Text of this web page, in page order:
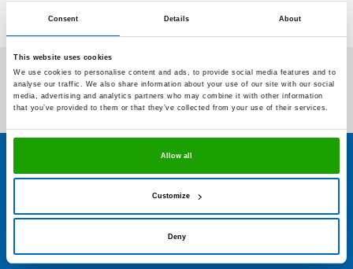
Consent Details About
This website uses cookies
We use cookies to personalise content and ads, to provide social media features and to
analyse our traffic. We also share information about your use of our site with our social
media, advertising and analytics partners who may combine it with other information
that you’ve provided to them or that they’ve collected from your use of their services.
Allow all
Customize
Deny
OTTO-CHEMIE
Kontakt na OTTO
Prístup
83413 Fridolfing,Nemecko